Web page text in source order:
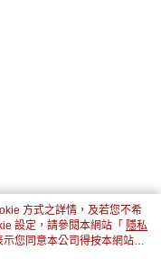
方式之詳情，及若您不希
設定，請參閱本網站「 隱私
您同意本公司得按本網站使